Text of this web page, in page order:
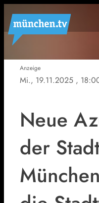
Anzeige
Mi., 19.11.2025 ,
Neue
der